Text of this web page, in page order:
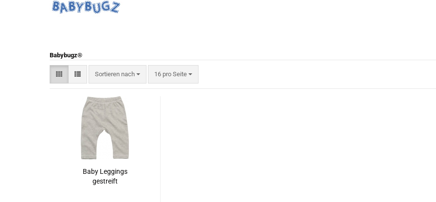
Babybugz®
Sortieren nach
Sortieren nach 16 pro Seite
pro Seite
Baby Leggings
gestreift